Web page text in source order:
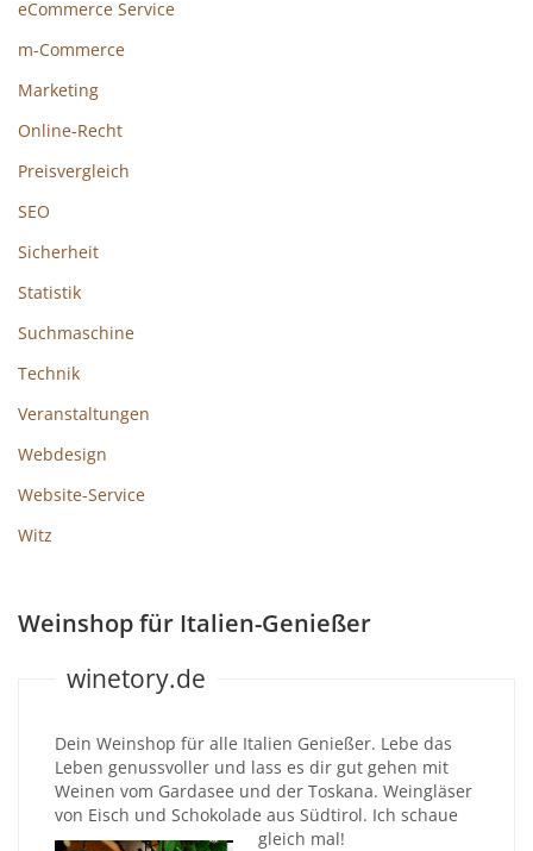
eCommerce Service
m-Commerce
Marketing
Online-Recht
Preisvergleich
SEO
Sicherheit
Statistik
Suchmaschine
Technik
Veranstaltungen
Webdesign
Website-Service
Witz
Weinshop für Italien-Genießer
winetory.de
Dein Weinshop für alle Italien Genießer. Lebe das
Leben genussvoller und lass es dir gut gehen mit
Weinen vom Gardasee und der Toskana. Weingläser
von Eisch und Schokolade aus Südtirol. Ich schaue
gleich mal!